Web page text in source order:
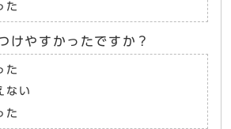
た
けやすかったですか？
た
ない
た